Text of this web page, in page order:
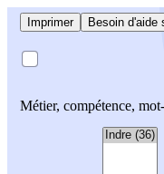
Imprimer Besoin d'aide
Métier, compétence,